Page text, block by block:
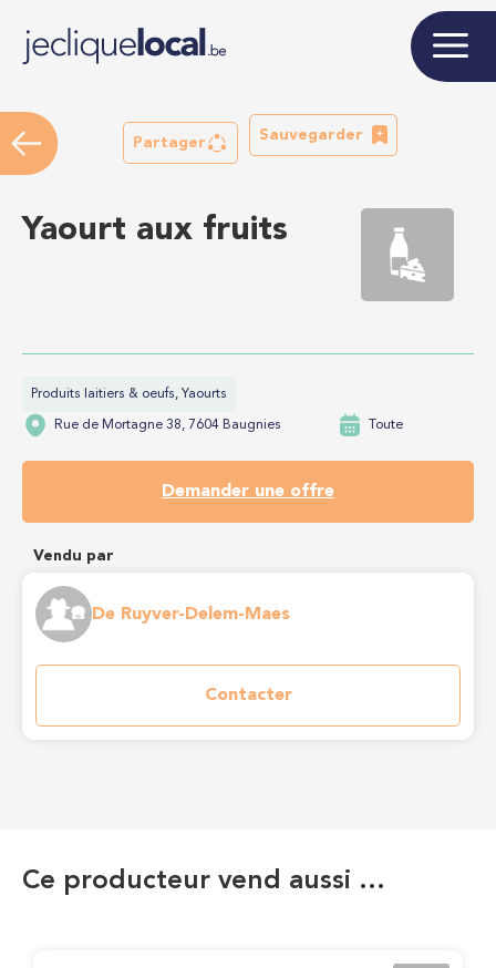
Partager
Sauvegarder
Yaourt aux fruits
Produits laitiers & oeufs, Yaourts
Rue de Mortagne 38, 7604 Baugnies Toute
Demander une offre
Vendu par
De Ruyver-Delem-Maes
Contacter
Ce producteur vend aussi …